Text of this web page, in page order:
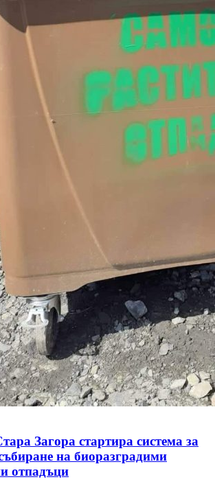
Загора стартира система за
на биоразградими
отпадъци